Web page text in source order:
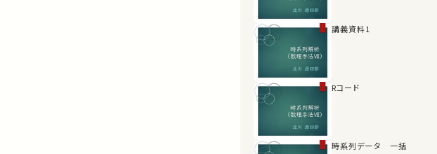
講義資料1
Rコード
時系列データ 一括